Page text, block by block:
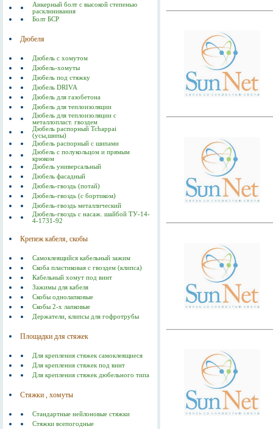
Анкерный болт с высокой степенью
расклинивания
Болт БСР
Дюбеля
Дюбель с хомутом
Дюбель-хомуты
Дюбель под стяжку
Дюбель DRIVA
Дюбель для газобетона
Дюбель для теплоизоляции
Дюбель для теплоизоляции с
металлопласт. гвоздем
Дюбель распорный Tchappai
(усы,шипы)
Дюбель распорный с шипами
Дюбель с полукольцом и прямым
крюком
Дюбель универсальный
Дюбель фасадный
Дюбель-гвоздь (потай)
Дюбель-гвоздь (с бортиком)
Дюбель-гвоздь металлический
Дюбель-гвоздь с насаж. шайбой ТУ-14-
4-1731-92
Крепеж кабеля, скобы
Самоклеящийся кабельный зажим
Скоба пластиковая с гвоздем (клипса)
Кабельный хомут под винт
Зажимы для кабеля
Скобы однолапковые
Скобы 2-х лапковые
Держатели, клипсы для гофротрубы
Площадки для стяжек
Для крепления стяжек самоклеящиеся
Для крепления стяжек под винт
Для крепления стяжек дюбельного типа
Стяжки , хомуты
Стандартные нейлоновые стяжки
Стяжки всепогодные